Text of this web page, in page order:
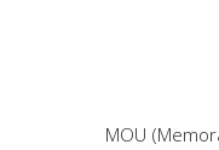
MOU